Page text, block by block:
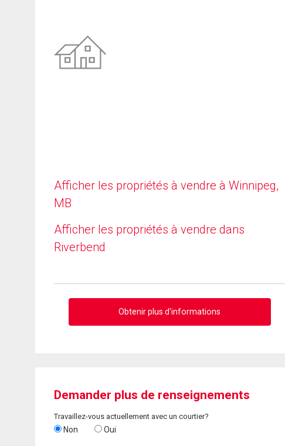
Afficher les propriétés à vendre à Winnipeg,
MB
Afficher les propriétés à vendre dans
Riverbend
Obtenir plus d'informations
Demander plus de renseignements
Travaillez-vous actuellement avec un courtier?
Non Oui